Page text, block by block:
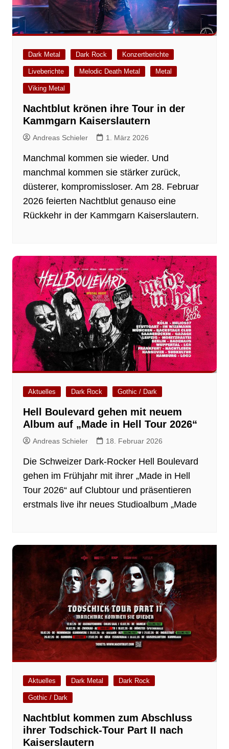
Dark Metal Dark Rock Konzertberichte
Liveberichte Melodic Death Metal Metal
Viking Metal
Nachtblut krönen ihre Tour in der
Kammgarn Kaiserslautern
Andreas Schieler 1. März 2026
Manchmal kommen sie wieder. Und
manchmal kommen sie stärker zurück,
düsterer, kompromissloser. Am 28. Februar
2026 feierten Nachtblut genauso eine
Rückkehr in der Kammgarn Kaiserslautern.
Aktuelles Dark Rock Gothic / Dark
Hell Boulevard gehen mit neuem
Album auf „Made in Hell Tour 2026“
Andreas Schieler 18. Februar 2026
Die Schweizer Dark-Rocker Hell Boulevard
gehen im Frühjahr mit ihrer „Made in Hell
Tour 2026“ auf Clubtour und präsentieren
erstmals live ihr neues Studioalbum „Made
Aktuelles Dark Metal Dark Rock
Gothic / Dark
Nachtblut kommen zum Abschluss
ihrer Todschick-Tour Part II nach
Kaiserslautern